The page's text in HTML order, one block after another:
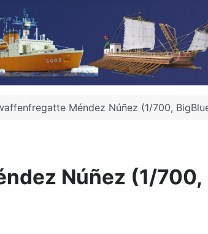
Méndez Núñez (1/700,
Núñez (1/700,